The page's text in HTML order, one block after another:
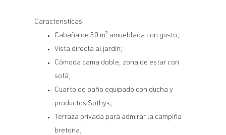
Características :
Cabaña de 30 m² amueblada con gusto;
Vista directa al jardín;
Cómoda cama doble, zona de estar con
sofá;
Cuarto de baño equipado con ducha y
productos Sothys;
Terraza privada para admirar la campiña
bretona;